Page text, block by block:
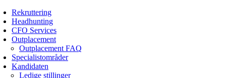
Rekruttering
Headhunting
CFO Services
Outplacement
Outplacement FAQ
Specialistområder
Kandidaten
Ledige stillinger